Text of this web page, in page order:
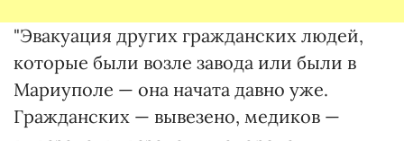
"Эвакуация других гражданских людей,
которые были возле завода или были в
Мариуполе — она начата давно уже.
Гражданских — вывезено, медиков —